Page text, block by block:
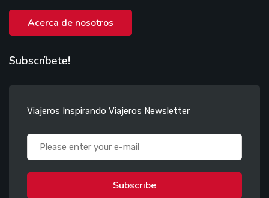
Acerca de nosotros
Subscríbete!
Viajeros Inspirando Viajeros Newsletter
Subscribe